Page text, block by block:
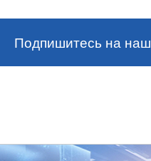
Подпишитесь на наш